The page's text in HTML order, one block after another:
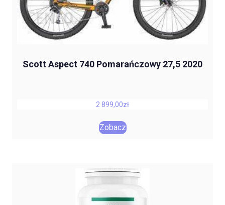
Scott Aspect 740 Pomarańczowy 27,5 2020
2 899,00zł
Zobacz